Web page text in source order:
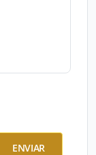
ENVIAR